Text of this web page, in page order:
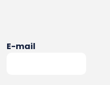
E-mail